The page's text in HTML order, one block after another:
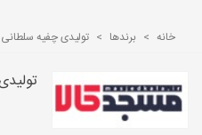
خانه > برندها > تولیدی چفیه سلطانی